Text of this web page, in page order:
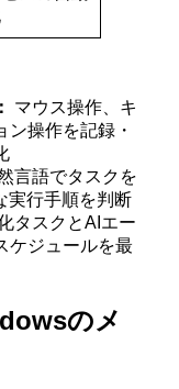
マウス操作、キ
ン操作を記録・
言語でタスクを
実行手順を判断
タスクとAIエー
ケジュールを最
のメ